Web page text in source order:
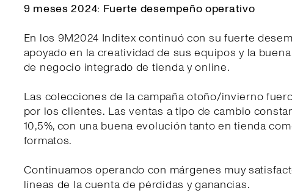
9 meses 2024: Fuerte desempeño operativo
En los 9M2024 Inditex continuó con su fuerte
apoyado en la creatividad de sus equipos y la
de negocio integrado de tienda y online.
Las colecciones de la campaña otoño/invierno
por los clientes. Las ventas a tipo de cambio
10,5%, con una buena evolución tanto en tienda
formatos.
Continuamos operando con márgenes muy
líneas de la cuenta de pérdidas y ganancias.